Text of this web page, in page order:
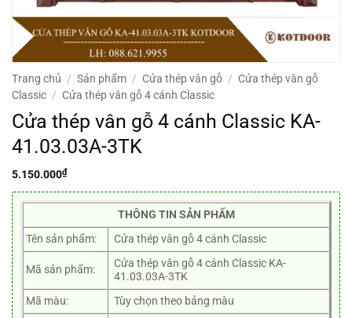
Trang chủ / Sản phẩm / Cửa thép vân gỗ / Cửa thép vân gỗ
Classic / Cửa thép vân gỗ 4 cánh Classic
Cửa thép vân gỗ 4 cánh Classic KA-
41.03.03A-3TK
5.150.000₫
THÔNG TIN SẢN PHẨM
Tên sản phẩm:
Cửa thép vân gỗ 4 cánh Classic
Mã sản phẩm:
Cửa thép vân gỗ 4 cánh Classic KA-
41.03.03A-3TK
Mã màu:
Tùy chọn theo bảng màu